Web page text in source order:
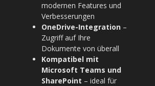
modernen Features und
Verbesserungen
OneDrive-Integration –
Zugriff auf Ihre
Dokumente von überall
Kompatibel mit
Microsoft Teams und
SharePoint – ideal für